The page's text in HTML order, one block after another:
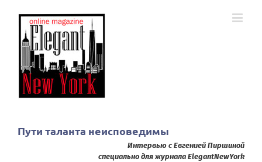
Пути таланта неисповедимы
Интервью с Евгенией Пиршиной
специально для журнала ElegantNewYork